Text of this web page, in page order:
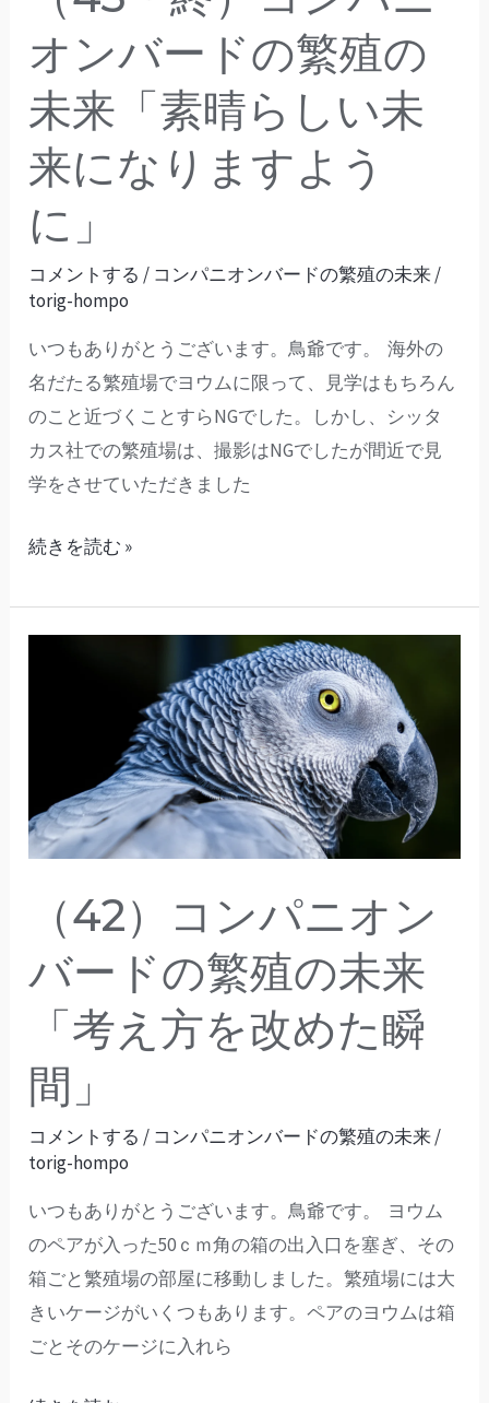
オンバードの繁殖の
未来「素晴らしい未
来になりますよう
に」
コメントする / コンパニオンバードの繁殖の未来/
torig-hompo
いつもありがとうございます。鳥爺です。 海外の
名だたる繁殖場でヨウムに限って、見学はもちろん
のこと近づくことすらNGでした。しかし、シッタ
カス社での繁殖場は、撮影はNGでしたが間近で見
学をさせていただきました
ド
の
殖
の
未
来
「素
晴
ら
し
い
未
に
り
続きを読む »
（42）コンパニオン
バードの繁殖の未来
「考え方を改めた瞬
間」
コメントする / コンパニオンバードの繁殖の未来/
torig-hompo
いつもありがとうございます。鳥爺です。 ヨウム
のペアが入った50ｃｍ角の箱の出入口を塞ぎ、その
箱ごと繁殖場の部屋に移動しました。繁殖場には大
きいケージがいくつもあります。ペアのヨウムは箱
ごとそのケージに入れら
オ
ン
の
の
来
え
方
を
改
め
た